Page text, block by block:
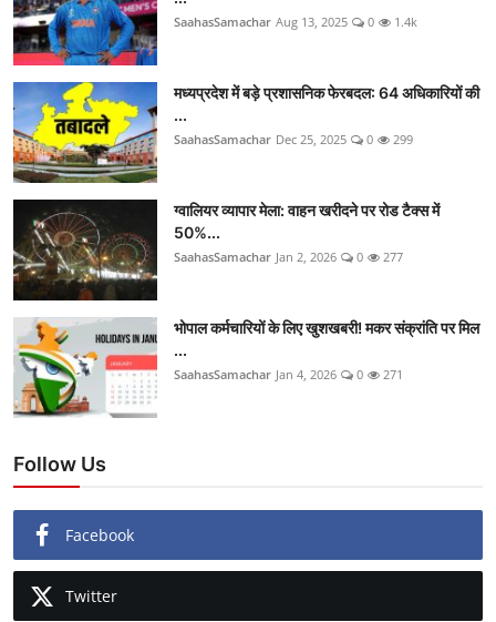
SaahasSamachar Aug 13, 2025 0 1.4k
मध्यप्रदेश में बड़े प्रशासनिक फेरबदल: 64 अधिकारियों की
...
SaahasSamachar Dec 25, 2025 0 299
ग्वालियर व्यापार मेला: वाहन खरीदने पर रोड टैक्स में
50%...
SaahasSamachar Jan 2, 2026 0 277
भोपाल कर्मचारियों के लिए खुशखबरी! मकर संक्रांति पर मिल
...
SaahasSamachar Jan 4, 2026 0 271
Follow Us
Facebook
Twitter